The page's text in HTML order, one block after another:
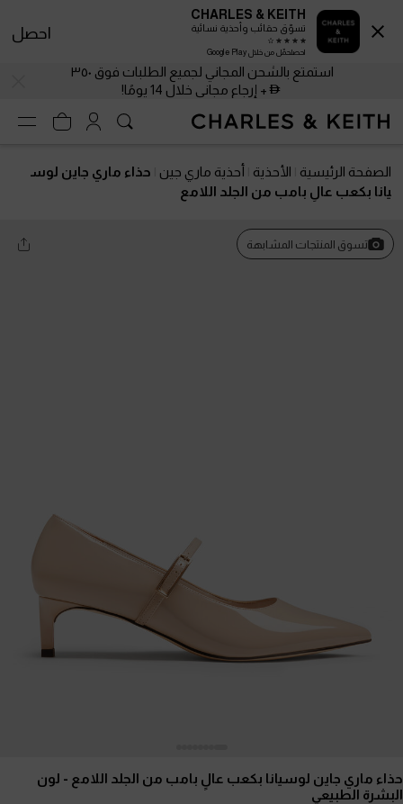
استمتع بالشحن المجاني لجميع الطلبات فوق ٣٥٠
+ إرجاع مجاني خلال 14 يومًا!
الصفحة الرئيسية الأحذية أحذية ماري جين
حذاء ماري جاين لوس
يانا بكعب عالٍ بامب من الجلد اللامع
تسوق المنتجات المشابهة
حذاء ماري جاين لوسيانا بكعب عالٍ بامب من الجلد اللامع - لون
البشرة الطبيعي
CHARLES & KEITH
تسوّق حقائب وأحذية نسائية
احصلحمّل من خلال Google Play
احصل